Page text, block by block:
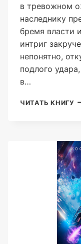
в тревожном
наследнику
бремя власти
интриг
непонятно,
подлого
в…
ЧИТАТЬ КНИГУ